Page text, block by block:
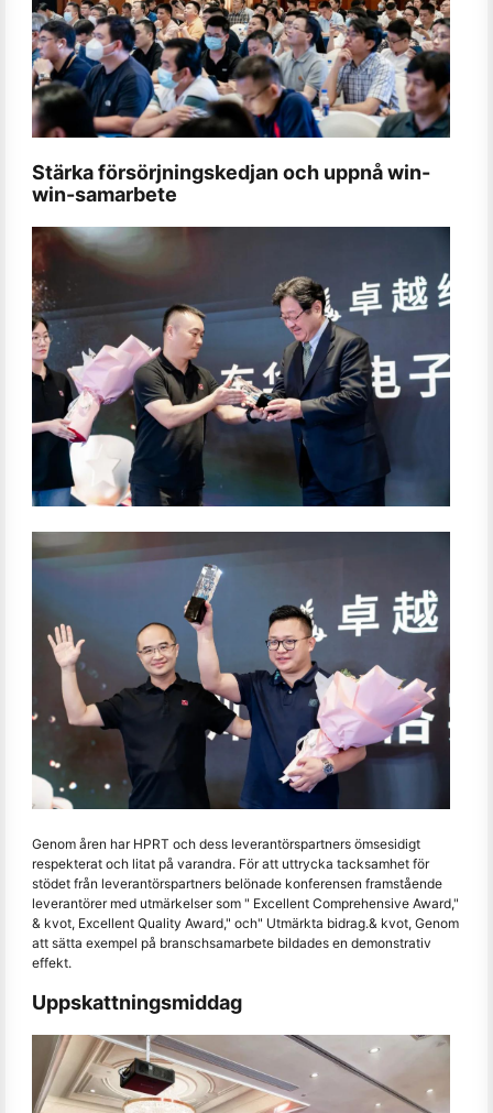
Stärka försörjningskedjan och uppnå win-
win-samarbete
Genom åren har HPRT och dess leverantörspartners ömsesidigt
respekterat och litat på varandra. För att uttrycka tacksamhet för
stödet från leverantörspartners belönade konferensen framstående
leverantörer med utmärkelser som " Excellent Comprehensive Award,"
& kvot, Excellent Quality Award," och" Utmärkta bidrag.& kvot, Genom
att sätta exempel på branschsamarbete bildades en demonstrativ
effekt.
Uppskattningsmiddag